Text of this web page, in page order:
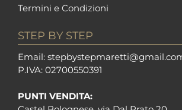
Termini e Condizioni
STEP BY STEP
Email: stepbystepm
P.IVA: 02700550391
PUNTI VENDITA: